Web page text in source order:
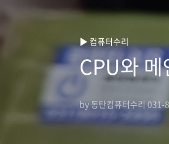
▶ 컴퓨터수리
CPU와
by 동탄컴퓨터수리